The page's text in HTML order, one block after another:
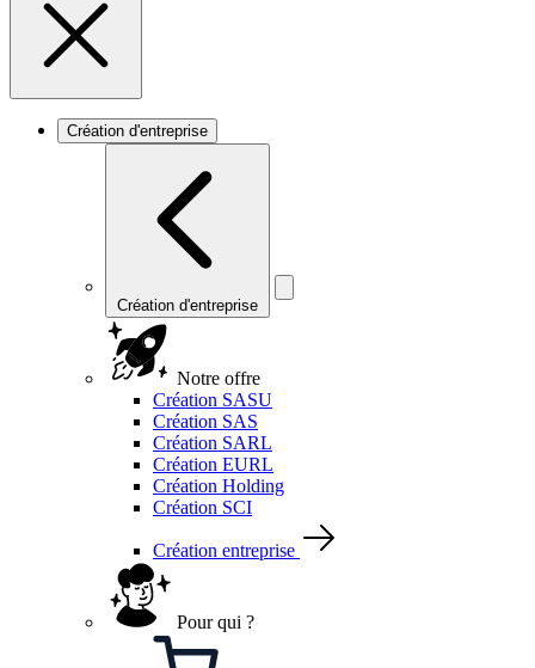
Création d'entreprise
Création d'entreprise
Notre offre
Création SASU
Création SAS
Création SARL
Création EURL
Création Holding
Création SCI
Création entreprise
Pour qui ?